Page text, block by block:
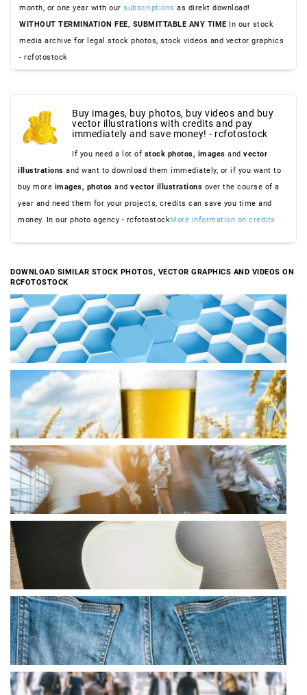
month, or one year with our subscriptions as direkt download!
WITHOUT TERMINATION FEE, SUBMITTABLE ANY TIME In our stock
media archive for legal stock photos, stock videos and vector graphics
- rcfotostock
Buy images, buy photos, buy videos and buy
vector illustrations with credits and pay
immediately and save money! - rcfotostock
If you need a lot of stock photos, images and vector
illustrations and want to download them immediately, or if you want to
buy more images, photos and vector illustrations over the course of a
year and need them for your projects, credits can save you time and
money. In our photo agency - rcfotostockMore information on credits
DOWNLOAD SIMILAR STOCK PHOTOS, VECTOR GRAPHICS AND VIDEOS ON
RCFOTOSTOCK